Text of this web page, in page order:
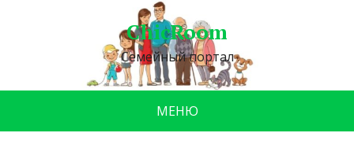
ChicRoom
Семейный портал
МЕНЮ